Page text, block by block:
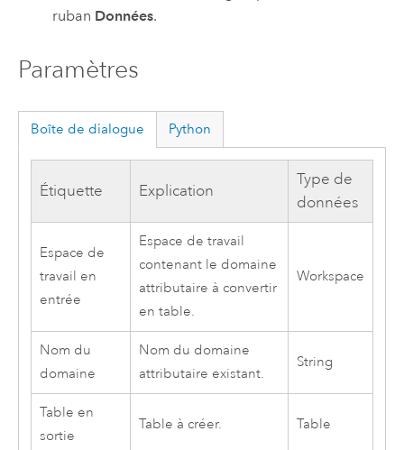
ruban Données.
Paramètres
Boîte de dialogue Python
Étiquette Explication
Type de
données
Espace de
travail en
entrée
Espace de travail
contenant le domaine
attributaire à convertir
en table.
Workspace
Nom du
domaine
Nom du domaine
attributaire existant.
String
Table en
sortie
Table à créer. Table